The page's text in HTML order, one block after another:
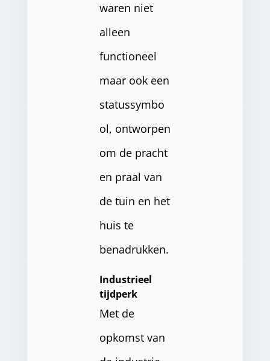
waren niet
alleen
functioneel
maar ook een
statussymbo
ol, ontworpen
om de pracht
en praal van
de tuin en het
huis te
benadrukken.
Industrieel
tijdperk
Met de
opkomst van